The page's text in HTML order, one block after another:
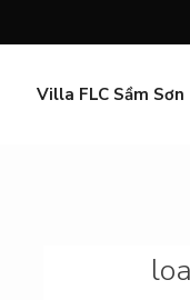
Villa FLC Sầm Sơn